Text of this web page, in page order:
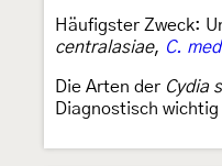
Häufigster Zweck:
centralasiae, C.
Die Arten der Cydia
Diagnostisch